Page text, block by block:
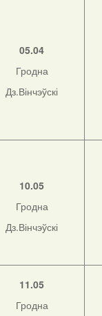
05.04
Гродна
Дз.Вінчэўскі
10.05
Гродна
Дз.Вінчэўскі
11.05
Гродна